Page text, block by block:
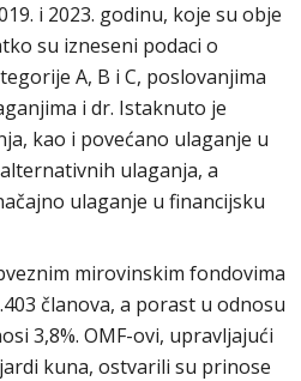
i 2023. godinu, koje su obje
su izneseni podaci o
A, B i C, poslovanjima
i dr. Istaknuto je
kao i povećano ulaganje u
ulaganja, a
ulaganje u financijsku
mirovinskim fondovima
članova, a porast u odnosu
3,8%. OMF-ovi, upravljajući
kuna, ostvarili su prinose